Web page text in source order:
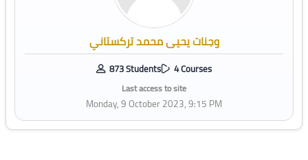
وجنات يحيى محمد تركستاني
873 Students 4 Courses
Last access to site
Monday, 9 October 2023, 9:15 PM